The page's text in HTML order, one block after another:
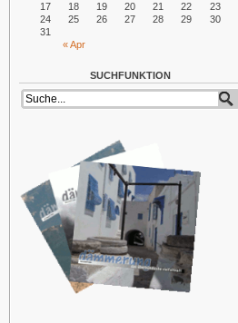
« Apr
17
18 19 20 21 22
23
24
25 26 27 28 29
30
31
SUCHFUNKTION